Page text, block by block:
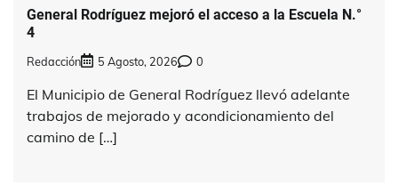
General Rodríguez mejoró el acceso a la Escuela N.°
4
Redacción 5 Agosto, 2026 0
El Municipio de General Rodríguez llevó adelante
trabajos de mejorado y acondicionamiento del
camino de […]